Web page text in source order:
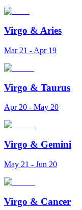
Virgo & Aries
Mar 21 - Apr 19
Virgo & Taurus
Apr 20 - May 20
Virgo & Gemini
May 21 - Jun 20
Virgo & Cancer